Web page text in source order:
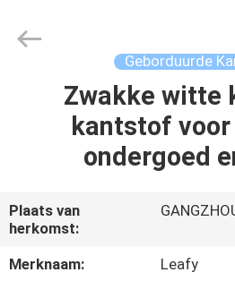
THUIS
PRODUCTEN
OVER
ONS
Ltd..
Geborduurde
Zwakke witte
kantstof
ondergoed
Plaats van
herkomst:
Merknaam:
Leafy